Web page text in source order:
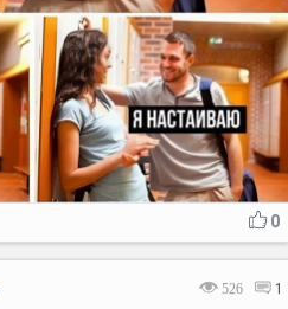
0
526 1